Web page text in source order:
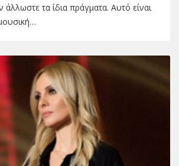
άλλωστε τα ίδια πράγματα. Αυτό είναι